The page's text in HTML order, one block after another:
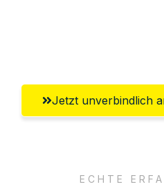
Jetzt unverbindlich
ECHTE